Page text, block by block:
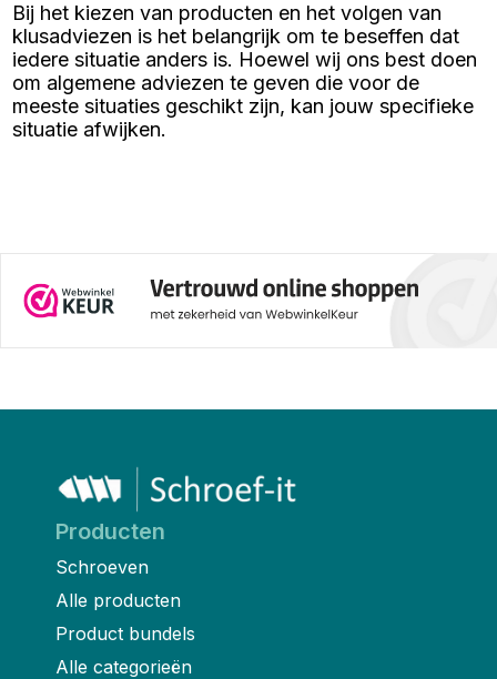
de vier meest gebruikte
schroefmaten die je altijd klaar
moet hebben liggen:
Omdat vlonders en steigers
continu worden blootgesteld
aan weersinvloeden, zijn
roestvrije schroeven essentieel
voor een lange levensduur. In dit
artikel ontdek je hoe je
eenvoudig een vlonder in je tuin
Bij het kiezen van producten en het volgen van
klusadviezen is het belangrijk om te beseffen dat
iedere situatie anders is. Hoewel wij ons best doen
om algemene adviezen te geven die voor de
meeste situaties geschikt zijn, kan jouw specifieke
situatie afwijken.
Producten
Schroeven
Alle producten
Product bundels
Alle categorieën